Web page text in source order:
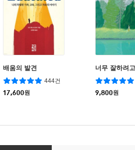
배움의 발견
444건
17,600원
너무 잘하려
9,800원